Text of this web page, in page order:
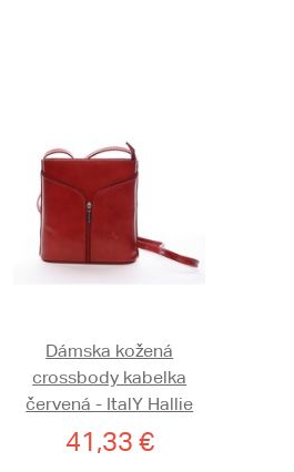
Dámska kožená
crossbody kabelka
červená - ItalY Hallie
41,33 €